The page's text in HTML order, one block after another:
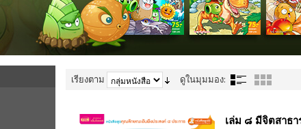
เรียงตาม ดูในมุมมอง:
เล่ม ๘ มีจิตสาธ